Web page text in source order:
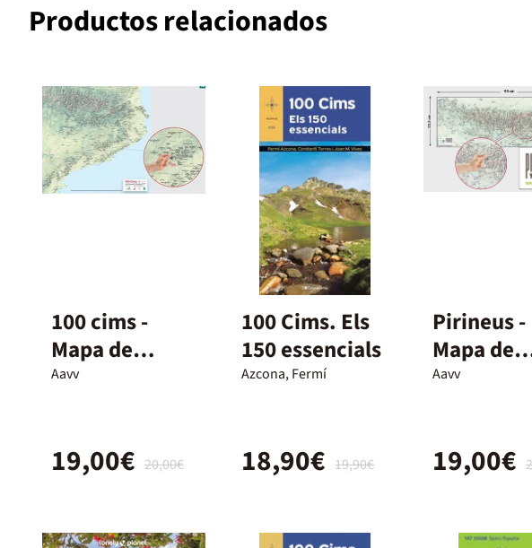
Productos relacionados
100 cims -
Mapa de
rascar
Aavv
20,00€
19,00€
100 Cims. Els
150 essencials
Azcona, Fermí
19,90€
18,90€
Pirineus -
Mapa de
rascar
Aavv
19,00€